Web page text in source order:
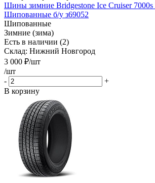
Шины зимние Bridgestone Ice Cruiser 7000s
Шипованные б/у з69052
Шипованные
Зимние (зима)
Есть в наличии (2)
Склад: Нижний Новгород
3 000 ₽/шт
/шт
-
+
В корзину